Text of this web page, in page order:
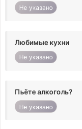
Не указано
Любимые кухни
Не указано
Пьёте алкоголь?
Не указано